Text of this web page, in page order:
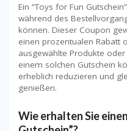
Ein “Toys for Fun
während des
können. Dieser Coupon
einen prozentualen Rabatt
ausgewählte Produkte
einem solchen Gutschein
erheblich reduzieren und
genießen.
Wie erhalten Sie